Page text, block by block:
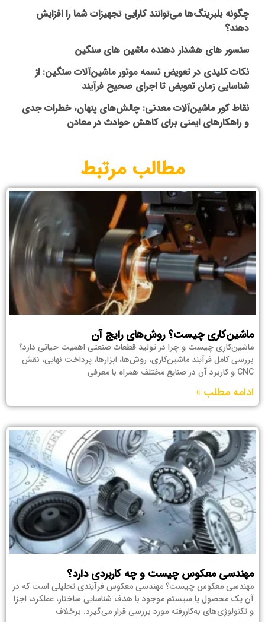
چگونه بلبرینگ‌ها می‌توانند کارایی تجهیزات شما را افزایش
دهند؟
سنسور های هشدار دهنده ماشین های سنگین
نکات کلیدی در تعویض تسمه موتور ماشین‌آلات سنگین: از
شناسایی زمان تعویض تا اجرای صحیح فرآیند
نقاط کور ماشین‌آلات معدنی: چالش‌های پنهان، خطرات جدی
و راهکارهای ایمنی برای کاهش حوادث در معادن
مطالب مرتبط
ماشین‌کاری چیست؟ روش‌های رایج آن
ماشین‌کاری چیست و چرا در تولید قطعات صنعتی اهمیت حیاتی دارد؟
بررسی کامل فرآیند ماشین‌کاری، روش‌ها، ابزارها، پرداخت نهایی، نقش
CNC و کاربرد آن در صنایع مختلف همراه با معرفی
ادامه مطلب »
مهندسی معکوس چیست و چه کاربردی دارد؟
مهندسی معکوس چیست؟ مهندسی معکوس فرآیندی تحلیلی است که در
آن یک محصول یا سیستم موجود با هدف شناسایی ساختار، عملکرد، اجزا
و تکنولوژی‌های به‌کاررفته مورد بررسی قرار می‌گیرد. برخلاف